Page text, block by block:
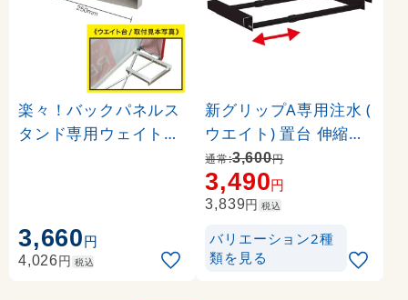
楽々！バックパネルス
タンド専用ウェイト台(
3,660円
4,026円 税込
新グリップA専用注水 (
ウエイト) 置台 伸縮タ
イプ カラー:ブラック (
36024-2B)
通常:3,600円
3,490円
3,839円 税込
バリエーション2種
類を見る